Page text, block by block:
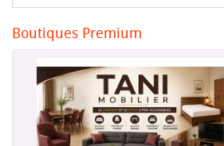
Boutiques Premium